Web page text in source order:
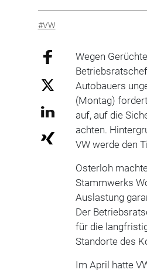
#VW
Wegen
Autobauers
(Montag)
auf, auf die
achten.
VW werde den
Osterloh
Stammwerks
Auslastung
Der
für die
Standorte des
Im April hatte